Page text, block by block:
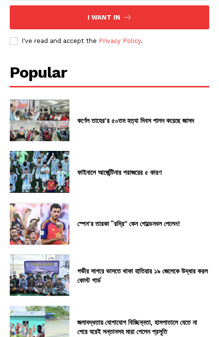
I WANT IN
I've read and accept the Privacy Policy.
Popular
কর্ণেল তাহের’র ৫০তম হত্যা দিবস পালন করেছে জাসদ
ফাইনালে আর্জেন্টিনার পরাজয়ের ৫ কারণ
স্পেন’র তারকা “রদ্রি” কেন গোল্ডেনবল পেলেন!
গভীর সাগরে ভাসতে থাকা হাতিয়ার ১৯ জেলেকে উদ্ধার করল
কোস্ট গার্ড
জলাবদ্ধতায় যোগাযোগ বিচ্ছিন্নতা, হাসপাতালে যেতে না
পেরে ঘরেই সন্তানসহ মারা গেলেন প্রসূতি